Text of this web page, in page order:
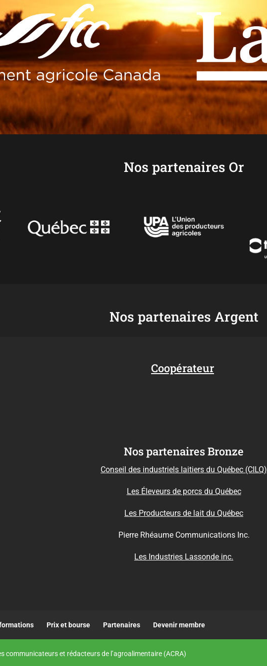
Nos partenaires Or
Nos partenaires Argent
Coopérateur
Nos partenaires Bronze
Conseil des industriels laitiers du Québec (CILQ)
Les Éleveurs de porcs du Québec
Les Producteurs de lait du Québec
Pierre Rhéaume Communications Inc.
Les Industries Lassonde inc.
Prix et bourse Partenaires Devenir membre
communicateurs et rédacteurs de l’agroalimentaire (ACRA)